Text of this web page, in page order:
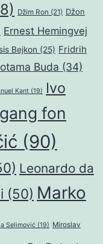
Džim Ron (21) Džon
Ernest Hemingvej
Bejkon (25) Fridrih
Buda (34)
Kant (19)
Ivo
fon
(90)
Leonardo da
(50) Marko
Selimović (19) Miroslav